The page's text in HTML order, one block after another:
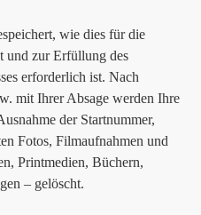
wie dies für die
und zur Erfüllung des
erforderlich ist. Nach
mit Ihrer Absage werden Ihre
der Startnummer,
Fotos, Filmaufnahmen und
Printmedien, Büchern,
– gelöscht.